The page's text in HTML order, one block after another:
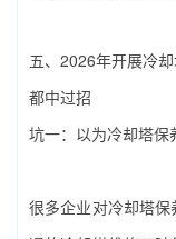
五、2026年开展‌冷
都中过招
坑一：以为‌冷却塔保
很多企业对‌冷却塔